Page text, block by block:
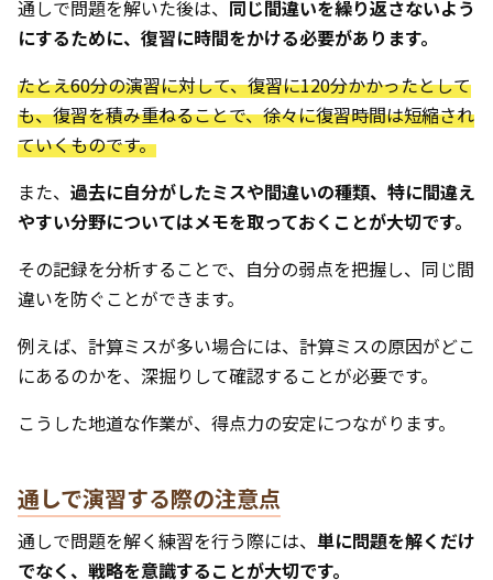
通しで問題を解いた後は、 同じ間違いを繰り返さないよう
にするために、復習に時間をかける必要があります。
たとえ60分の演習に対して、復習に120分かかったとして
も、復習を積み重ねることで、徐々に復習時間は短縮され
ていくものです。
また、 過去に自分がしたミスや間違いの種類、特に間違え
やすい分野についてはメモを取っておくことが大切です。
その記録を分析することで、自分の弱点を把握し、同じ間
違いを防ぐことができます。
例えば、計算ミスが多い場合には、計算ミスの原因がどこ
にあるのかを、深掘りして確認することが必要です。
こうした地道な作業が、得点力の安定につながります。
通しで演習する際の注意点
通しで問題を解く練習を行う際には、 単に問題を解くだけ
でなく、戦略を意識することが大切です。